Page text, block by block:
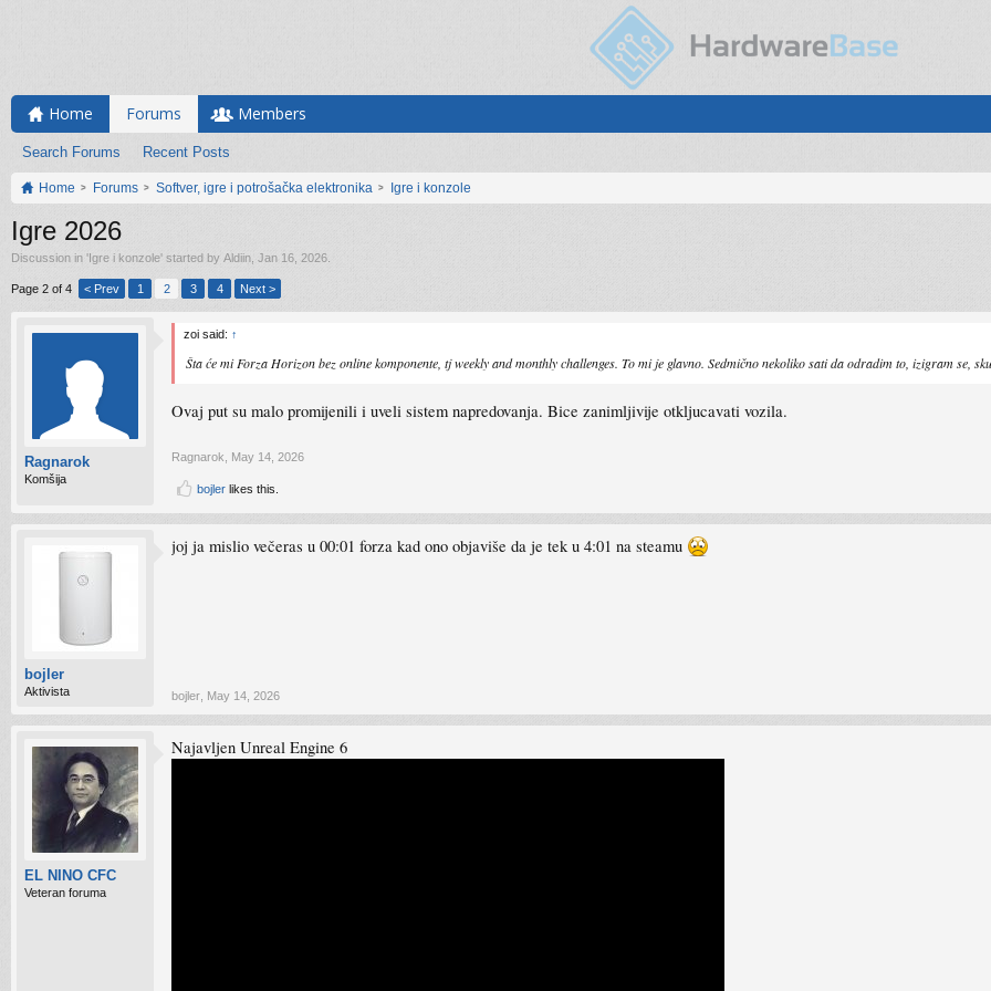
Home Forums
Search Forums Recent Posts
Members
Home Forums Softver, igre i potrošačka elektronika Igre i konzole
Igre 2026
Discussion in 'Igre i konzole' started by Aldiin Jan 16, 2026
Page 2 of 4 < Prev 1 2 3 4 Next >
Ragnarok
Komšija
zoi said: ↑
Šta će mi Forza Horizon bez online komponente, tj weekly and monthly challenges. To mi je glavno. Sedmično nekoliko sati da odradim to, izigram se,
Ovaj put su malo promijenili i uveli sistem napredovanja. Bice zanimljivije otkljucavati vozila.
Ragnarok May 14, 2026
bojler likes this.
bojler
Aktivista
joj ja mislio večeras u 00:01 forza kad ono objaviše da je tek u 4:01 na steamu
bojler May 14, 2026
EL NINO CFC
Veteran foruma
Najavljen Unreal Engine 6